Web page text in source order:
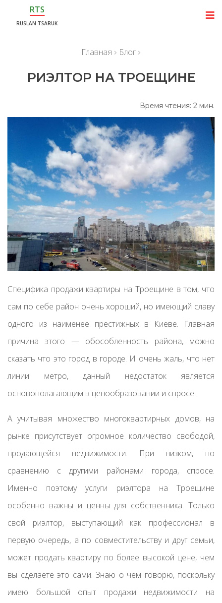
RTS
RUSLAN TSARUK
Главная Блог
РИЭЛТОР НА ТРОЕЩИНЕ
Время чтения: 2 мин.
Специфика продажи квартиры на Троещине в том, что
сам по себе район очень хороший, но имеющий славу
одного из наименее престижных в Киеве. Главная
причина этого — обособленность района, можно
сказать что это город в городе. И очень жаль, что нет
линии метро, данный недостаток является
основополагающим в ценообразовании и спросе.
А учитывая множество многоквартирных домов, на
рынке присутствует огромное количество свободой,
продающейся недвижимости. При низком, по
сравнению с другими районами города, спросе.
Именно поэтому услуги риэлтора на Троещине
особенно важны и ценны для собственника. Только
свой риэлтор, выступающий как профессионал в
первую очередь, а по совместительству и друг семьи,
может продать квартиру по более высокой цене, чем
вы сделаете это сами. Знаю о чем говорю, поскольку
имею большой опыт продажи недвижимости на